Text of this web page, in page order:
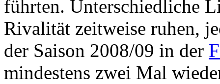
führten. Unterschiedliche
Rivalität zeitweise ruhen,
der Saison 2008/09 in der
mindestens zwei Mal